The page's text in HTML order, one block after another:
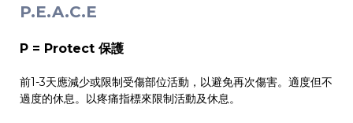
P.E.A.C.E
P = Protect 保護
前1-3天應減少或限制受傷部位活動，以避免再次傷害。適度但不
過度的休息。以疼痛指標來限制活動及休息。